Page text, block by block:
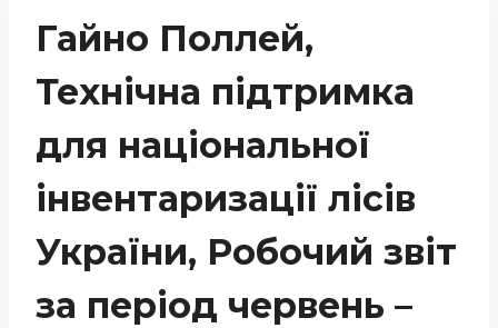
Гайно Поллей,
Технічна підтримка
для національної
інвентаризації лісів
України, Робочий звіт
за період червень –